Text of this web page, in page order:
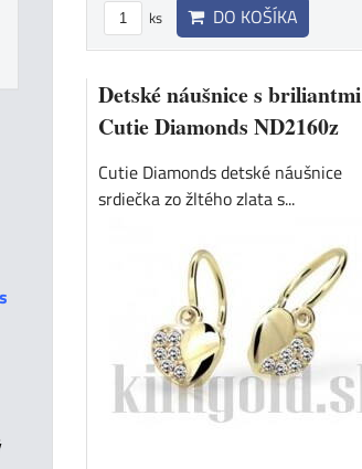
ks DO KOŠÍKA
Detské náušnice s briliantmi
Cutie Diamonds ND2160z
Cutie Diamonds detské náušnice
srdiečka zo žltého zlata s...